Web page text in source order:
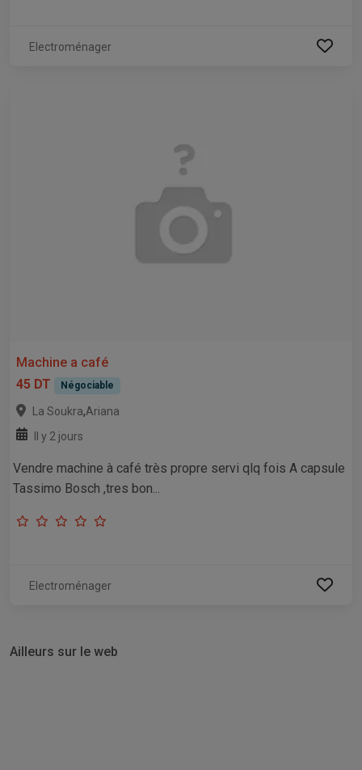
Electroménager
Machine a café
45 DT
Négociable
La Soukra,Ariana
Il y 2 jours
Vendre machine à café très propre servi qlq fois A capsule
Tassimo Bosch ,tres bon...
Electroménager
Ailleurs sur le web